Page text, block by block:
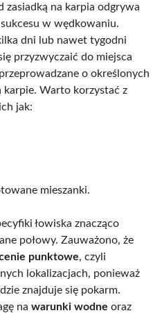
zasiadką na karpia odgrywa
w wędkowaniu.
dni lub nawet tygodni
przyzwyczaić do miejsca
o określonych
karpie. Warto korzystać z
jak:
mieszanki.
łowiska znacząco
połowy. Zauważono, że
punktowe, czyli
lokalizacjach, ponieważ
znajduje się pokarm.
na warunki wodne oraz